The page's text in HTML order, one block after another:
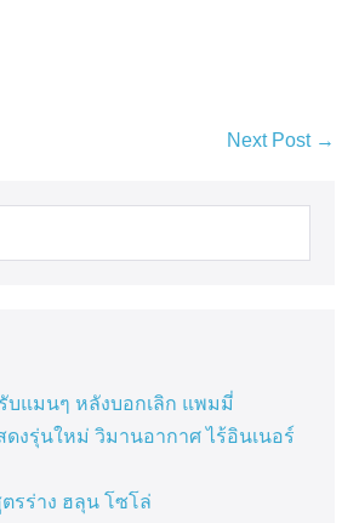
Next Post →
บแมนๆ หลังบอกเลิก แพมมี่
ดงรุ่นใหม่ วิมานอากาศ ไร้อินเนอร์
รร่าง ฮลุน โซโล่